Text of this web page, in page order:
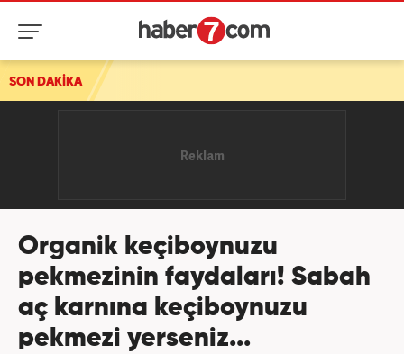
SON DAKİKA
Organik keçiboynuzu
pekmezinin faydaları! Sabah
aç karnına keçiboynuzu
pekmezi yerseniz...